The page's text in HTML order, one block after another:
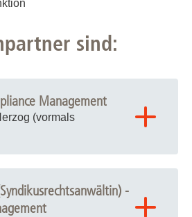
sind:
Management
(vormals
@mh-hannover.de
-